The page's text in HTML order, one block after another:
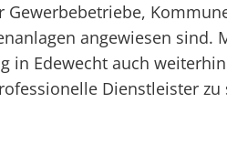
angewiesen sind.
in Edewecht auch
Dienstleister